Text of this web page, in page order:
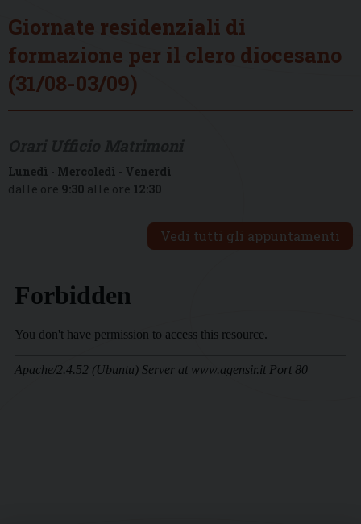
Giornate residenziali di
formazione per il clero diocesano
(31/08-03/09)
Lunedì - Mercoledì - Venerdì
dalle ore 9:30 alle ore 12:30
Vedi tutti gli appuntamenti